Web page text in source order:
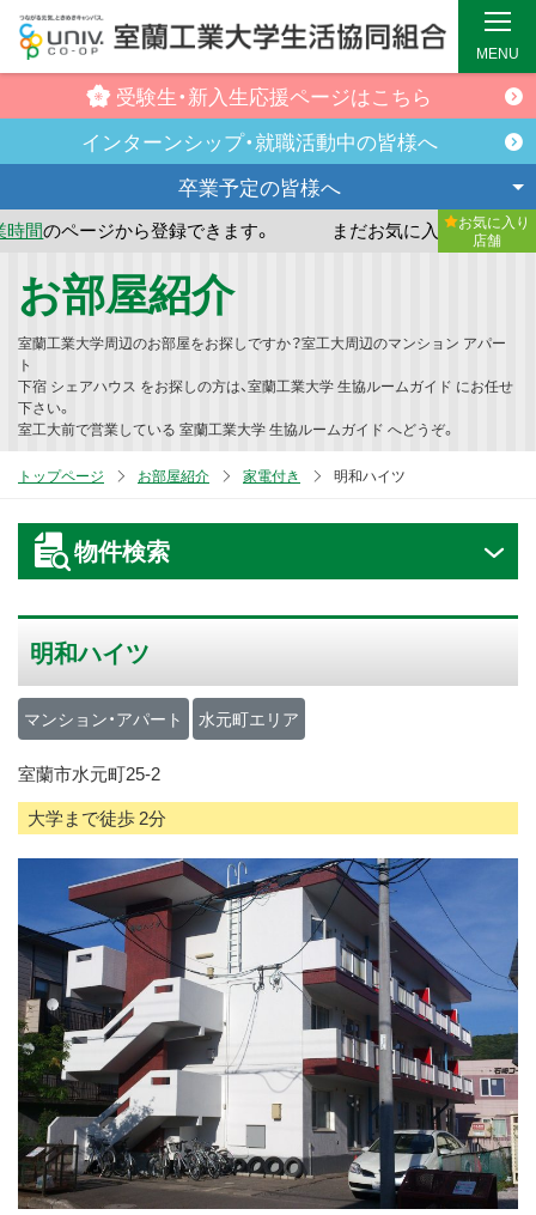
受験生・新入生応援ページはこちら
インターンシップ・就職活動中の皆様へ
卒業予定の皆様へ
から登録できます。 まだお気に入り店舗が登録されていま
お気に入り
店舗
MENU
お部屋紹介
室蘭工業大学周辺のお部屋をお探しですか？室工大周辺のマンション アパー
ト
下宿 シェアハウス をお探しの方は、室蘭工業大学 生協ルームガイド にお任せ
下さい。
室工大前で営業している 室蘭工業大学 生協ルームガイド へどうぞ。
トップページ お部屋紹介 家電付き 明和ハイツ
物件検索
明和ハイツ
マンション・アパート 水元町エリア
室蘭市水元町25-2
大学まで徒歩 2分